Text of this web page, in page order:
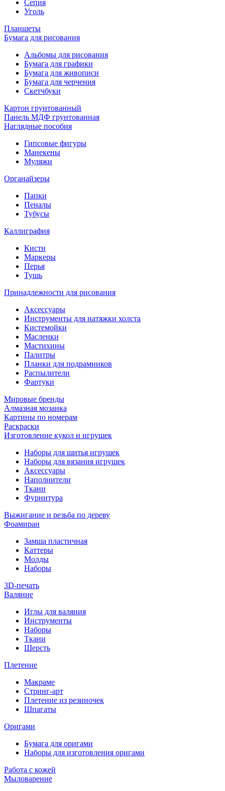
Сепия
Уголь
Планшеты
Бумага для рисования
Альбомы для рисования
Бумага для графики
Бумага для живописи
Бумага для черчения
Скетчбуки
Картон грунтованный
Панель МДФ грунтованная
Наглядные пособия
Гипсовые фигуры
Манекены
Муляжи
Органайзеры
Папки
Пеналы
Тубусы
Каллиграфия
Кисти
Маркеры
Перья
Тушь
Принадлежности для рисования
Аксессуары
Инструменты для натяжки холста
Кистемойки
Масленки
Мастихины
Палитры
Планки для подрамников
Распылители
Фартуки
Мировые бренды
Алмазная мозаика
Картины по номерам
Раскраски
Изготовление кукол и игрушек
Наборы для шитья игрушек
Наборы для вязания игрушек
Аксессуары
Наполнители
Ткани
Фурнитура
Выжигание и резьба по дереву
Фоамиран
Замша пластичная
Каттеры
Молды
Наборы
3D-печать
Валяние
Иглы для валяния
Инструменты
Наборы
Ткани
Шерсть
Плетение
Макраме
Стринг-арт
Плетение из резиночек
Шпагаты
Оригами
Бумага для оригами
Наборы для изготовления оригами
Работа с кожей
Мыловарение